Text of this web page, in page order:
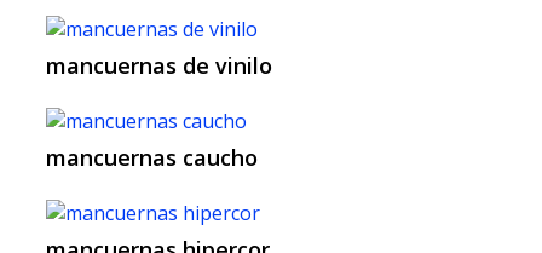
mancuernas de vinilo
mancuernas caucho